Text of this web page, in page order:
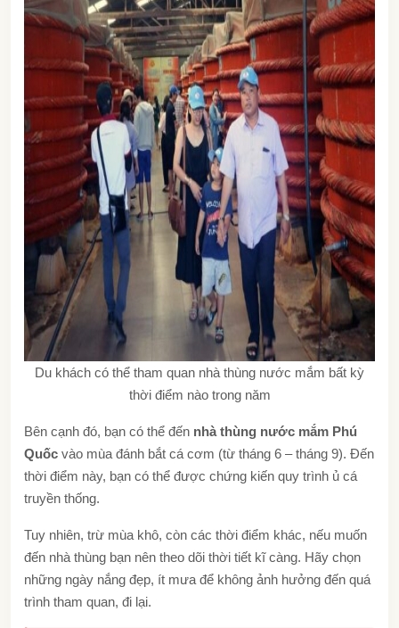
Du khách có thể tham quan nhà thùng nước mắm bất kỳ
thời điểm nào trong năm
Bên cạnh đó, bạn có thể đến nhà thùng nước mắm Phú
Quốc vào mùa đánh bắt cá cơm (từ tháng 6 – tháng 9). Đến
thời điểm này, bạn có thể được chứng kiến quy trình ủ cá
truyền thống.
Tuy nhiên, trừ mùa khô, còn các thời điểm khác, nếu muốn
đến nhà thùng bạn nên theo dõi thời tiết kĩ càng. Hãy chọn
những ngày nắng đẹp, ít mưa để không ảnh hưởng đến quá
trình tham quan, đi lại.